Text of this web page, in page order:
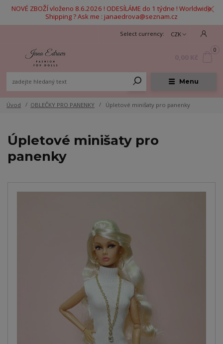
NOVÉ ZBOŽÍ vloženo 8.6.2026 ! ODESÍLÁME do 1 týdne ! Worldwide
Shipping ? Ask me : janaedrova@seznam.cz
Menu
CZK
0
Úvod OBLEČKY PRO PANENKY Úpletové minišaty pro panenky
Úpletové minišaty pro
panenky